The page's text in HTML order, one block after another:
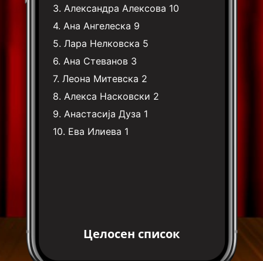
3. Александра Алексова 10
4. Ана Ангелеска 9
5.Лара Нелковска 5
6. Ана Стеванов 3
7.Леона Митевска 2
8. Алекса Насковски 2
9. Анастасија Дуза 1
10. Ева Илиева 1
Целосен список